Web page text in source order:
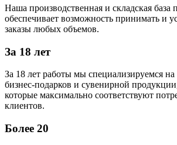
Наша производственная и складская
обеспечивает возможность принимать и
заказы любых объемов.
За 18 лет
За 18 лет работы мы специализируемся на
бизнес-подарков и сувенирной
которые максимально соответствуют
клиентов.
Более 20